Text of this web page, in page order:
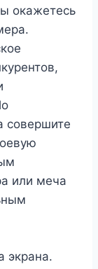
окажетесь
совершите
или меча
экрана.